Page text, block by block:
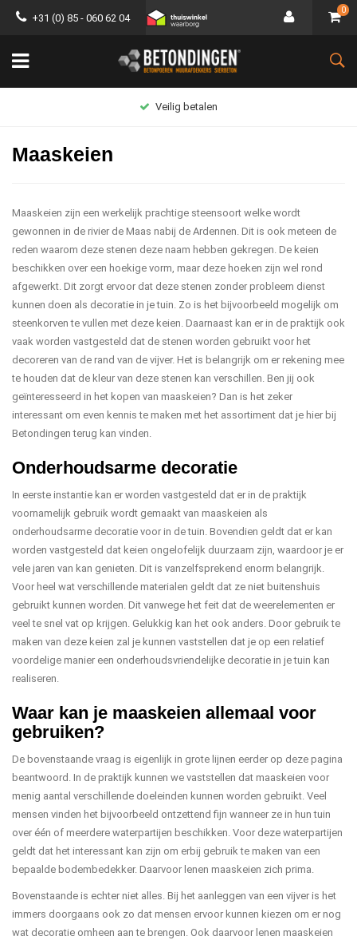
+31 (0) 85 - 060 62 04
0
Maaskeien
Maaskeien zijn een werkelijk prachtige steensoort welke wordt
gewonnen in de rivier de Maas nabij de Ardennen. Dit is ook meteen de
reden waarom deze stenen deze naam hebben gekregen. De keien
beschikken over een hoekige vorm, maar deze hoeken zijn wel rond
afgewerkt. Dit zorgt ervoor dat deze stenen zonder probleem dienst
kunnen doen als decoratie in je tuin. Zo is het bijvoorbeeld mogelijk om
steenkorven te vullen met deze keien. Daarnaast kan er in de praktijk ook
vaak worden vastgesteld dat de stenen worden gebruikt voor het
decoreren van de rand van de vijver. Het is belangrijk om er rekening mee
te houden dat de kleur van deze stenen kan verschillen. Ben jij ook
geïnteresseerd in het kopen van maaskeien? Dan is het zeker
interessant om even kennis te maken met het assortiment dat je hier bij
Betondingen terug kan vinden.
Onderhoudsarme decoratie
In eerste instantie kan er worden vastgesteld dat er in de praktijk
voornamelijk gebruik wordt gemaakt van maaskeien als
onderhoudsarme decoratie voor in de tuin. Bovendien geldt dat er kan
worden vastgesteld dat keien ongelofelijk duurzaam zijn, waardoor je er
vele jaren van kan genieten. Dit is vanzelfsprekend enorm belangrijk.
Voor heel wat verschillende materialen geldt dat ze niet buitenshuis
gebruikt kunnen worden. Dit vanwege het feit dat de weerelementen er
veel te snel vat op krijgen. Gelukkig kan het ook anders. Door gebruik te
maken van deze keien zal je kunnen vaststellen dat je op een relatief
voordelige manier een onderhoudsvriendelijke decoratie in je tuin kan
realiseren.
Waar kan je maaskeien allemaal voor
gebruiken?
De bovenstaande vraag is eigenlijk in grote lijnen eerder op deze pagina
beantwoord. In de praktijk kunnen we vaststellen dat maaskeien voor
menig aantal verschillende doeleinden kunnen worden gebruikt. Veel
mensen vinden het bijvoorbeeld ontzettend fijn wanneer ze in hun tuin
over één of meerdere waterpartijen beschikken. Voor deze waterpartijen
geldt dat het interessant kan zijn om erbij gebruik te maken van een
bepaalde bodembedekker. Daarvoor lenen maaskeien zich prima.
Bovenstaande is echter niet alles. Bij het aanleggen van een vijver is het
immers doorgaans ook zo dat mensen ervoor kunnen kiezen om er nog
wat decoratie omheen aan te brengen. Ook daarvoor lenen maaskeien